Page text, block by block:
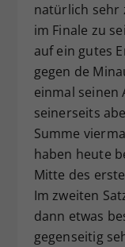
natürlich sehr
im Finale zu
auf ein gutes
gegen de
einmal seinen
seinerseits
Summe
haben heute
Mitte des
Im zweiten
dann etwas
gegenseitig